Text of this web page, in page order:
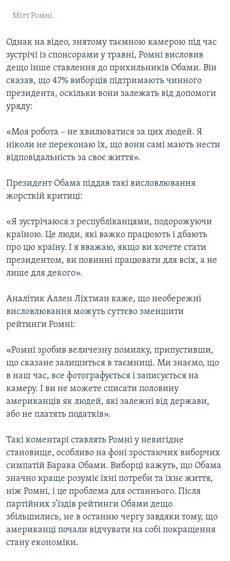
Мітт Ромні.
Однак на відео, знятому таємною камерою під час
зустрічі із спонсорами у травні, Ромні висловив
дещо інше ставлення до прихильників Обами. Він
сказав, що 47% виборців підтримають чинного
президента, оскільки вони залежать від допомоги
уряду:
«Моя робота – не хвилюватися за цих людей. Я
ніколи не переконаю їх, що вони самі мають нести
відповідальність за своє життя».
Президент Обама піддав такі висловлювання
жорсткій критиці:
«Я зустрічаюся з республіканцями, подорожуючи
країною. Це люди, які важко працюють і дбають
про цю країну. І я вважаю, якщо ви хочете стати
президентом, ви повинні працювати для всіх, а не
лише для декого».
Аналітик Аллен Ліхтман каже, що необережні
висловлювання можуть суттєво зменшити
рейтинги Ромні:
«Ромні зробив величезну помилку, припустивши,
що сказане залишиться в таємниці. Ми знаємо, що
в наш час, все фотографується і записується на
камеру. І ви не можете списати половину
американців як людей, які залежні від держави,
або не платять податків».
Такі коментарі ставлять Ромні у невигідне
становище, особливо на фоні зростаючих виборчих
симпатій Барака Обами. Виборці кажуть, що Обама
значно краще розуміє їхні потреби та їхнє життя,
ніж Ромні, і це проблема для останнього. Після
партійних з’їздів рейтинги Обами дещо
збільшились, не в останню чергу завдяки тому, що
американці почали відчувати на собі покращення
стану економіки.